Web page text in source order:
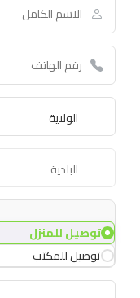
توصيل للمنزل
توصيل للمكتب